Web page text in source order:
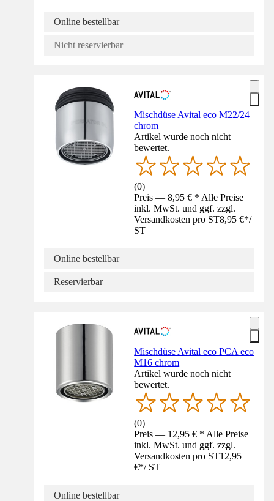
Online bestellbar
Nicht reservierbar
Mischdüse Avital eco M22/24
chrom
Artikel wurde noch nicht
bewertet.
(0)
Preis — 8,95 € * Alle Preise
inkl. MwSt. und ggf. zzgl.
Versandkosten pro ST8,95 €*/
ST
Online bestellbar
Reservierbar
Mischdüse Avital eco PCA eco
M16 chrom
Artikel wurde noch nicht
bewertet.
(0)
Preis — 12,95 € * Alle Preise
inkl. MwSt. und ggf. zzgl.
Versandkosten pro ST12,95
€*/ ST
Online bestellbar